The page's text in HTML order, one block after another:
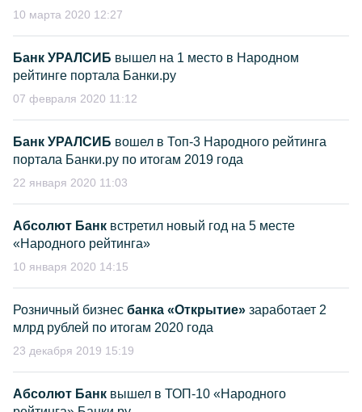
10 марта 2020 12:27
Банк УРАЛСИБ вышел на 1 место в Народном
рейтинге портала Банки.ру
07 февраля 2020 11:12
Банк УРАЛСИБ вошел в Топ-3 Народного рейтинга
портала Банки.ру по итогам 2019 года
22 января 2020 11:03
Абсолют Банк встретил новый год на 5 месте
«Народного рейтинга»
10 января 2020 14:15
Розничный бизнес банка «Открытие» заработает 2
млрд рублей по итогам 2020 года
23 декабря 2019 15:19
Абсолют Банк вышел в ТОП-10 «Народного